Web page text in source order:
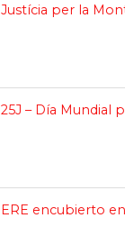
Justícia per la
25J – Día Mundial
ERE encubierto